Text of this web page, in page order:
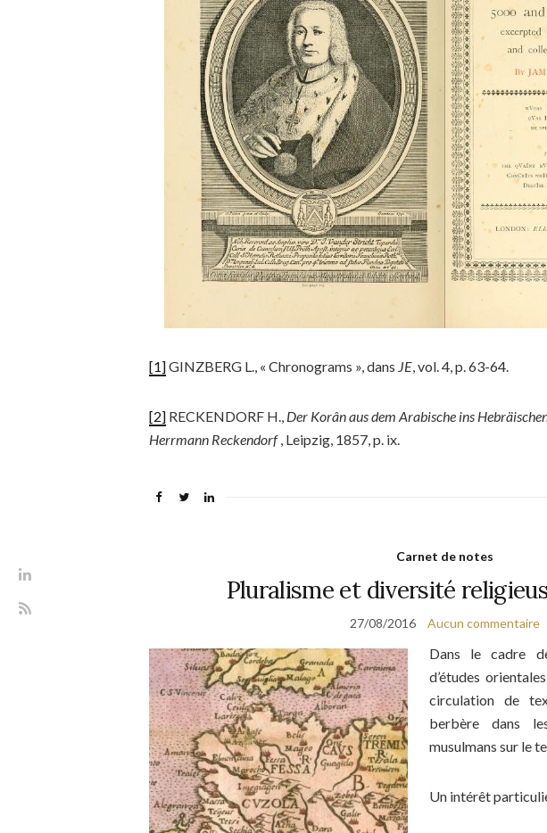
[1]GINZBERG L., « Chronograms », dans JE, vol. 4, p. 63-64.
[2] RECKENDORF H., Der Korân aus dem Arabische ins
Herrmann Reckendorf, Leipzig, 1857, p. ix.
Carnet de notes
Pluralisme et diversité
27/08/2016 Aucun commentaire
Dans le cadre
d’études
circulation de
berbère dans
musulmans sur le
Un intérêt